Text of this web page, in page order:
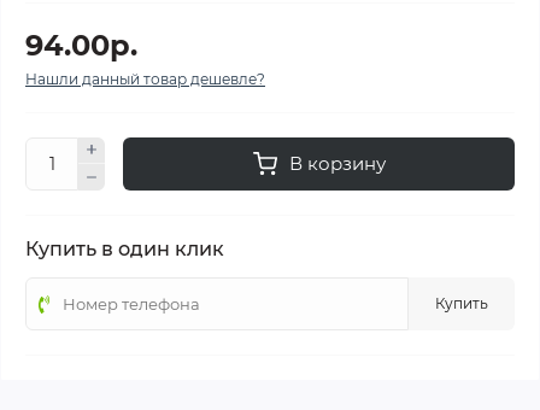
94.00р.
Нашли данный товар дешевле?
В корзину
Купить в один клик
Купить